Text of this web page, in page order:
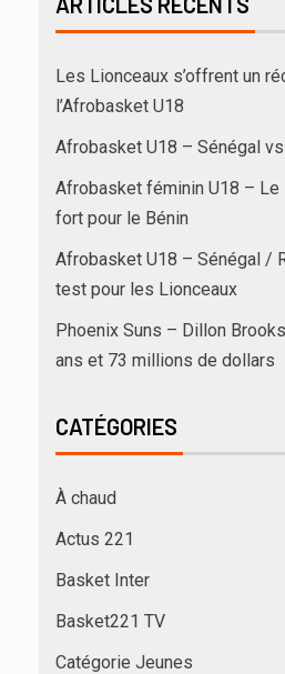
Les Lionceaux s’offrent un
l’Afrobasket U18
Afrobasket U18 – Sénégal
Afrobasket féminin U18 – Le
fort pour le Bénin
Afrobasket U18 – Sénégal /
test pour les Lionceaux
Phoenix Suns – Dillon
ans et 73 millions de dollars
CATÉGORIES
À chaud
Actus 221
Basket Inter
Basket221 TV
Catégorie Jeunes